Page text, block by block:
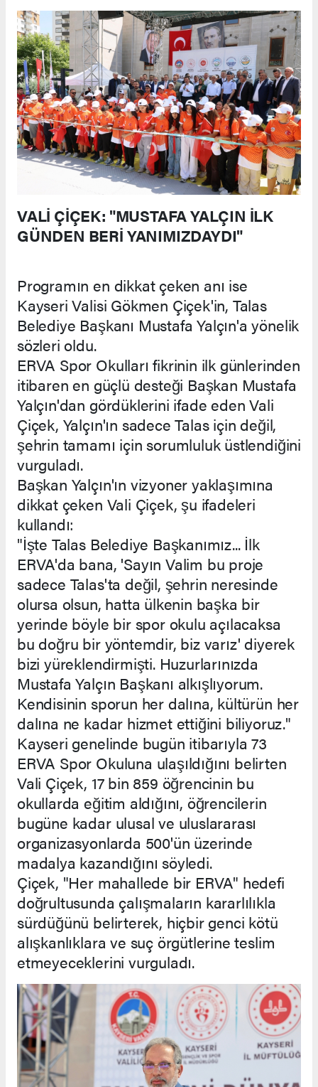
VALİ ÇİÇEK: "MUSTAFA YALÇIN İLK
GÜNDEN BERİ YANIMIZDAYDI"
Programın en dikkat çeken anı ise
Kayseri Valisi Gökmen Çiçek'in, Talas
Belediye Başkanı Mustafa Yalçın'a yönelik
sözleri oldu.
ERVA Spor Okulları fikrinin ilk günlerinden
itibaren en güçlü desteği Başkan Mustafa
Yalçın'dan gördüklerini ifade eden Vali
Çiçek, Yalçın'ın sadece Talas için değil,
şehrin tamamı için sorumluluk üstlendiğini
vurguladı.
Başkan Yalçın'ın vizyoner yaklaşımına
dikkat çeken Vali Çiçek, şu ifadeleri
kullandı:
"İşte Talas Belediye Başkanımız... İlk
ERVA'da bana, 'Sayın Valim bu proje
sadece Talas'ta değil, şehrin neresinde
olursa olsun, hatta ülkenin başka bir
yerinde böyle bir spor okulu açılacaksa
bu doğru bir yöntemdir, biz varız' diyerek
bizi yüreklendirmişti. Huzurlarınızda
Mustafa Yalçın Başkanı alkışlıyorum.
Kendisinin sporun her dalına, kültürün her
dalına ne kadar hizmet ettiğini biliyoruz."
Kayseri genelinde bugün itibarıyla 73
ERVA Spor Okuluna ulaşıldığını belirten
Vali Çiçek, 17 bin 859 öğrencinin bu
okullarda eğitim aldığını, öğrencilerin
bugüne kadar ulusal ve uluslararası
organizasyonlarda 500'ün üzerinde
madalya kazandığını söyledi.
Çiçek, "Her mahallede bir ERVA" hedefi
doğrultusunda çalışmaların kararlılıkla
sürdüğünü belirterek, hiçbir genci kötü
alışkanlıklara ve suç örgütlerine teslim
etmeyeceklerini vurguladı.